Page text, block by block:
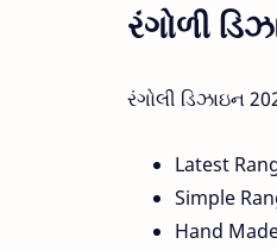
રંગોળી
રંગોલી ડિઝાઇન
Latest
Simple
Hand